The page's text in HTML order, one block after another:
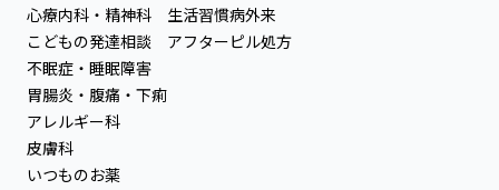
心療内科・精神科
こどもの発達相談
不眠症・睡眠障害
胃腸炎・腹痛・下痢
アレルギー科
皮膚科
いつものお薬
生活習慣病外来
アフターピル処方